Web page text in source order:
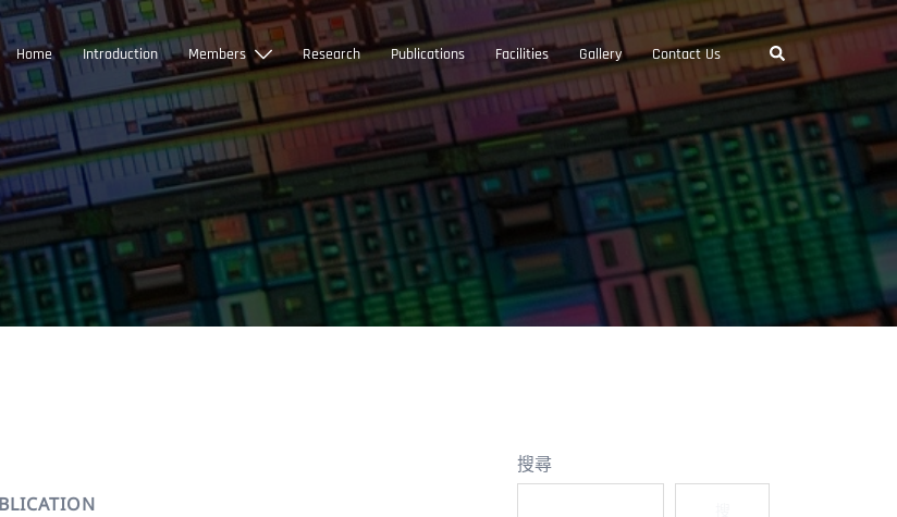
Home Introduction Members Research Publications Facilities Gallery Contact Us Search
搜尋